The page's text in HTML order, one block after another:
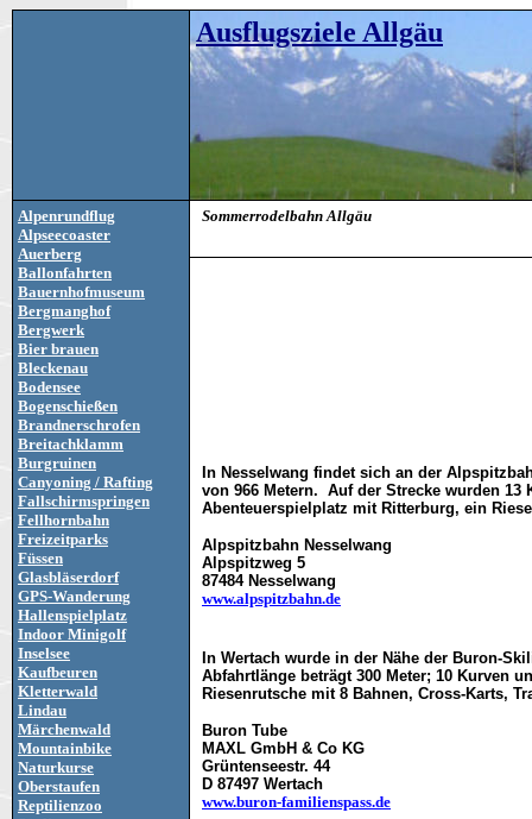
Ausflugsziele Allgäu
Alpenrundflug
Alpseecoaster
Auerberg
Ballonfahrten
Bauernhofmuseum
Bergmanghof
Bergwerk
Bier brauen
Bleckenau
Bodensee
Bogenschießen
Brandnerschrofen
Breitachklamm
Burgruinen
Canyoning / Rafting
Fallschirmspringen
Fellhornbahn
Freizeitparks
Füssen
Glasbläserdorf
GPS-Wanderung
Hallenspielplatz
Indoor Minigolf
Inselsee
Kaufbeuren
Kletterwald
Lindau
Märchenwald
Mountainbike
Naturkurse
Oberstaufen
Reptilienzoo
Sommerrodelbahn Allgäu
In Nesselwang findet sich an der
von 966 Metern. Auf der Strecke wurden
Abenteuerspielplatz mit Ritterburg, ein
Alpspitzbahn Nesselwang
Alpspitzweg 5
87484 Nesselwang
www.alpspitzbahn.de
In Wertach wurde in der Nähe der Buron-
Abfahrtlänge beträgt 300 Meter; 10 Kurven
Riesenrutsche mit 8 Bahnen, Cross-Karts,
Buron Tube
MAXL GmbH & Co KG
Grüntenseestr. 44
D 87497 Wertach
www.buron-familienspass.de